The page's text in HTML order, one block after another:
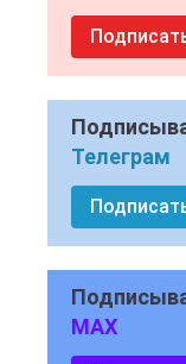
Телеграм
MAX